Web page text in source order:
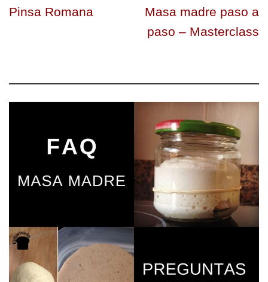
Pinsa Romana
Masa madre paso a
paso – Masterclass